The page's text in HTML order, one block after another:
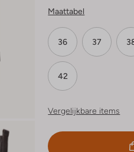
Maattabel
36 37
42
Vergelijkbare items